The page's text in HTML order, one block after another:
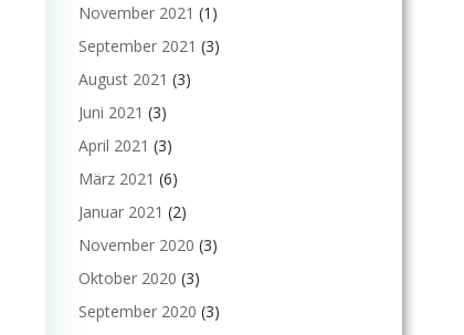
November 2021 (1)
September 2021 (3)
August 2021 (3)
Juni 2021 (3)
April 2021 (3)
März 2021 (6)
Januar 2021 (2)
November 2020 (3)
Oktober 2020 (3)
September 2020 (3)